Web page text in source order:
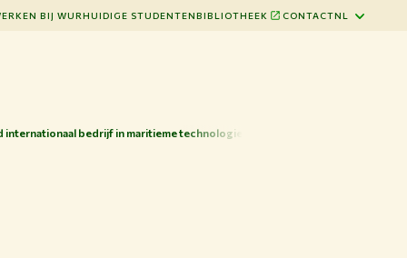
BIJ WURHUIDIGE STUDENTENBIBLIOTHEEK CONTACTNL
bedrijf in maritieme technologie